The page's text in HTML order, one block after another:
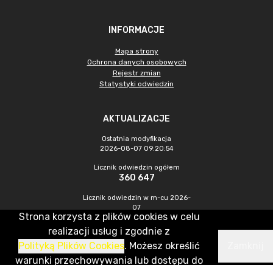
INFORMACJE
Mapa strony
Ochrona danych osobowych
Rejestr zmian
Statystyki odwiedzin
AKTUALIZACJE
Ostatnia modyfikacja
2026-08-07 09:20:54
Licznik odwiedzin ogółem
360 647
Licznik odwiedzin w m-cu 2026-
07
1 292
CMS & Hosting: Nefeni Sp. z o.o.
Strona korzysta z plików cookies w celu
realizacji usług i zgodnie z
Polityką Plików Cookies. Możesz określić
warunki przechowywania lub dostępu do